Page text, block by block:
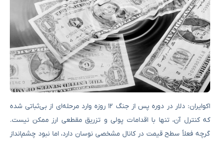
اکوایران: دلار در دوره پس از جنگ ۱۲ روزه وارد مرحله‌ای از بی‌ثباتی شده
که کنترل آن، تنها با اقدامات پولی و تزریق مقطعی ارز ممکن نیست.
گرچه فعلاً سطح قیمت در کانال مشخصی نوسان دارد، اما نبود چشم‌انداز